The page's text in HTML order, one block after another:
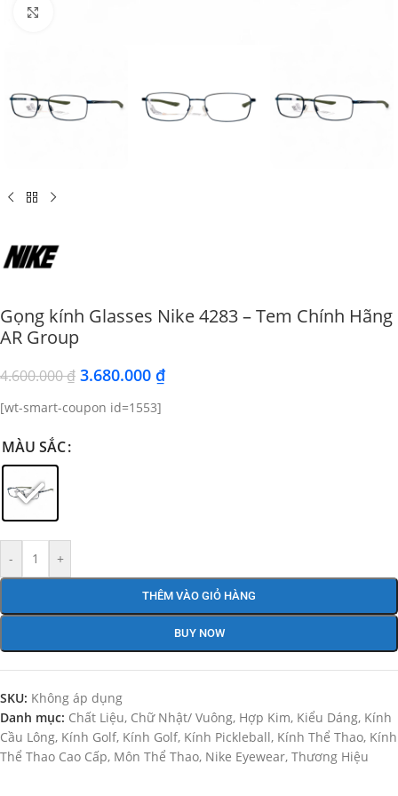
Gọng kính Glasses Nike 4283 – Tem Chính Hãng
AR Group
4.600.000₫ 3.680.000 ₫
[wt-smart-coupon id=1553]
MÀU SẮC
- +
THÊM VÀO GIỎ HÀNG
BUY NOW
SKU: Không áp dụng
Danh mục: Chất Liệu, Chữ Nhật/ Vuông, Hợp Kim, Kiểu Dáng, Kính
Cầu Lông, Kính Golf, Kính Golf, Kính Pickleball, Kính Thể Thao, Kính
Thể Thao Cao Cấp, Môn Thể Thao, Nike Eyewear, Thương Hiệu